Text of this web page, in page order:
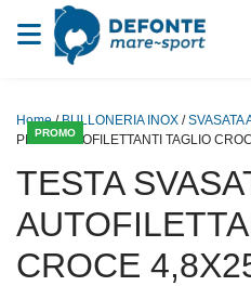
Vai al contenuto
PROMO
Home/BULLONERIA INOX /SVASATA
PIANA AUTOFILETTANTI TAGLIO
TESTA
CROCE